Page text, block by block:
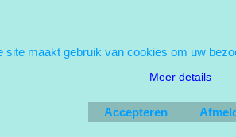
site maakt gebruik van cookies om uw
Meer details
Accepteren